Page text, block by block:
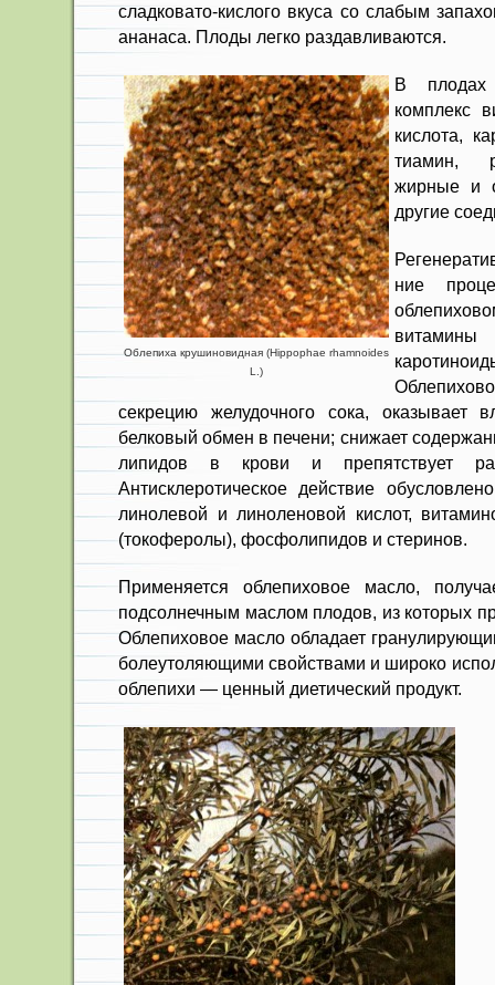
сладковато-кислого вкуса со слабым
ананаса. Плоды легко раздавливаются.
Облепиха крушиновидная (Hippophae rhamnoides
L.)
В плодах
комплекс
кислота,
ти­амин,
жирные и
другие
ние
секрецию желудочного сока, оказывает
белковый обмен в печени; снижает
липидов в крови и пре­пятствует
Антисклеротическое действие
линолевой и линоленовой кислот,
(токоферолы), фосфолипидов и стеринов.
Применяется облепиховое масло,
подсол­нечным маслом плодов, из которых
Облепихо­вое масло обладает
болеутоляющи­ми свойствами и широко
облепихи — ценный диетический продукт.